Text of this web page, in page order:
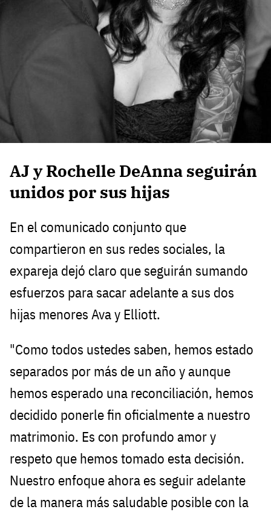
AJ y Rochelle DeAnna seguirán
unidos por sus hijas
En el comunicado conjunto que
compartieron en sus redes sociales, la
expareja dejó claro que seguirán sumando
esfuerzos para sacar adelante a sus dos
hijas menores Ava y Elliott.
"Como todos ustedes saben, hemos estado
separados por más de un año y aunque
hemos esperado una reconciliación, hemos
decidido ponerle fin oficialmente a nuestro
matrimonio. Es con profundo amor y
respeto que hemos tomado esta decisión.
Nuestro enfoque ahora es seguir adelante
de la manera más saludable posible con la